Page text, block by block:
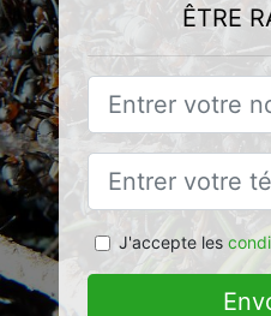
ÊTRE
J'accepte les